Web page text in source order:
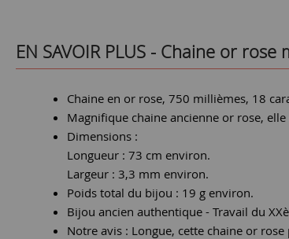
EN SAVOIR PLUS - Chaine or rose
Chaine en or rose, 750 millièmes, 18
Magnifique chaine ancienne or rose,
Dimensions :
Longueur : 73 cm environ.
Largeur : 3,3 mm environ.
Poids total du bijou : 19 g environ.
Bijou ancien authentique - Travail du
Notre avis : Longue, cette chaine or